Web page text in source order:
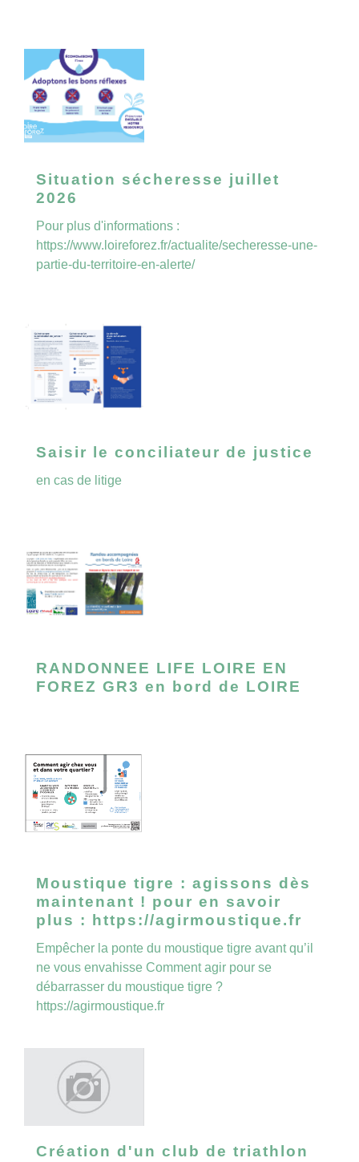
Situation sécheresse juillet
2026
Pour plus d'informations :
https://www.loireforez.fr/actualite/secheresse-une-
partie-du-territoire-en-alerte/
Saisir le conciliateur de justice
en cas de litige
RANDONNEE LIFE LOIRE EN
FOREZ GR3 en bord de LOIRE
Moustique tigre : agissons dès
maintenant ! pour en savoir
plus : https://agirmoustique.fr
Empêcher la ponte du moustique tigre avant qu’il
ne vous envahisse Comment agir pour se
débarrasser du moustique tigre ?
https://agirmoustique.fr
Création d'un club de triathlon